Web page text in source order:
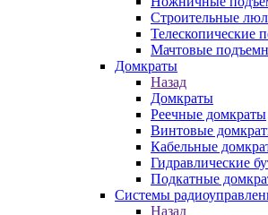
Строительные
Телескопические
Мачтовые
Домкраты
Назад
Домкраты
Реечные домкраты
Винтовые
Кабельные
Гидравлические
Подкатные
Системы
Назад